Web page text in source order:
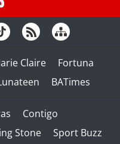
Claire
Fortuna
BATimes
Contigo
Stone Sport Buzz